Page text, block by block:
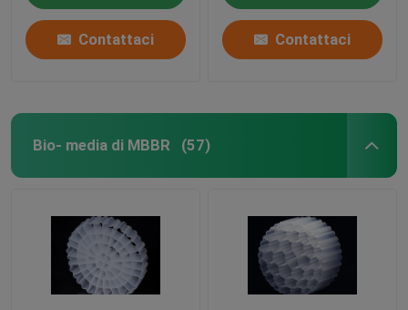
Contattaci Contattaci
Bio- media di MBBR (57)